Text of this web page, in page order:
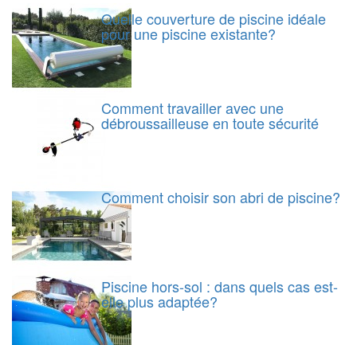
Quelle couverture de piscine idéale
pour une piscine existante?
Comment travailler avec une
débroussailleuse en toute sécurité
Comment choisir son abri de piscine?
Piscine hors-sol : dans quels cas est-
elle plus adaptée?